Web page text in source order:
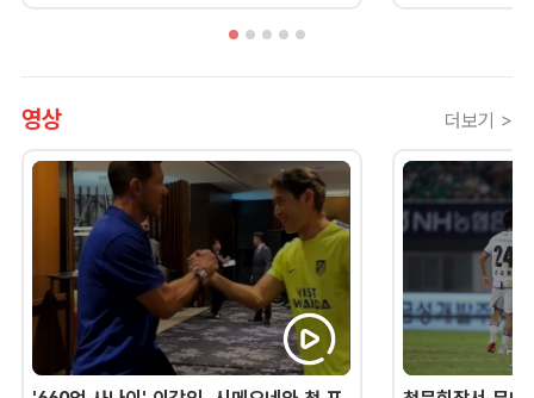
영상 더보기 >